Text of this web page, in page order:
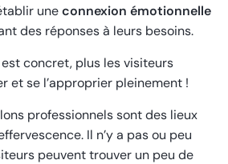
uneconnexion émotionnelle
des réponses à leurs besoins.
concret, plus les visiteurs
et se l’approprier pleinement !
professionnels sont des lieux
Il n’y a pas ou peu
peuvent trouver un peu de